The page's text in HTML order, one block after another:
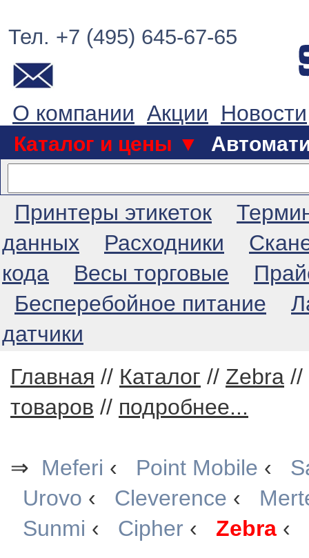
Тел. +7 (495) 645-67-65
О компании Акции Новости
Каталог и цены ▼
Принтеры этикеток
данных
Расходники
кода
Весы торговые
Бесперебойное питание
датчики
Главная // Каталог // Zebra //
товаров // подробнее...
⇒ Meferi ‹ Point Mobile ‹
Urovo ‹ Cleverence ‹
Sunmi ‹ Cipher ‹ Zebra ‹